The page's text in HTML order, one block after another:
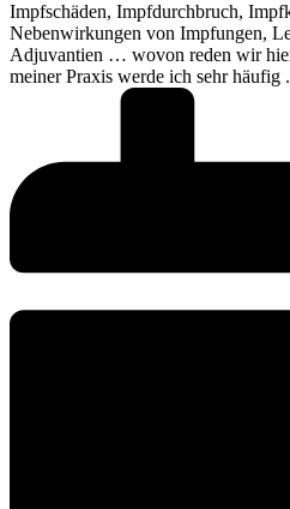
Impfschäden, Impfdurchbruch,
Nebenwirkungen von Impfungen,
Adjuvantien … wovon reden wir
meiner Praxis werde ich sehr häufig